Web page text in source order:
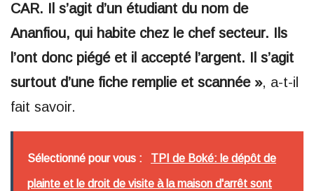
CAR. Il s’agit d’un étudiant du nom de
Ananfiou, qui habite chez le chef secteur. Ils
l’ont donc piégé et il accepté l’argent. Il s’agit
surtout d’une fiche remplie et scannée », a-t-il
fait savoir.
Sélectionné pour vous : TPI de Boké: le dépôt de
plainte et le droit de visite à la maison d'arrêt sont